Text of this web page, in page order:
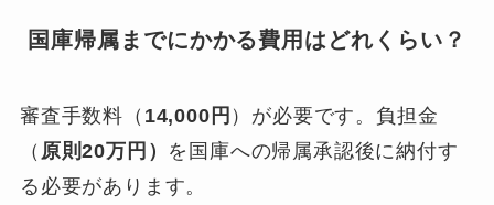
国庫帰属までにかかる費用はどれくらい？
審査手数料（ 14,000円 ）が必要です。負担金
（ 原則20万円） を国庫への帰属承認後に納付す
る必要があります。